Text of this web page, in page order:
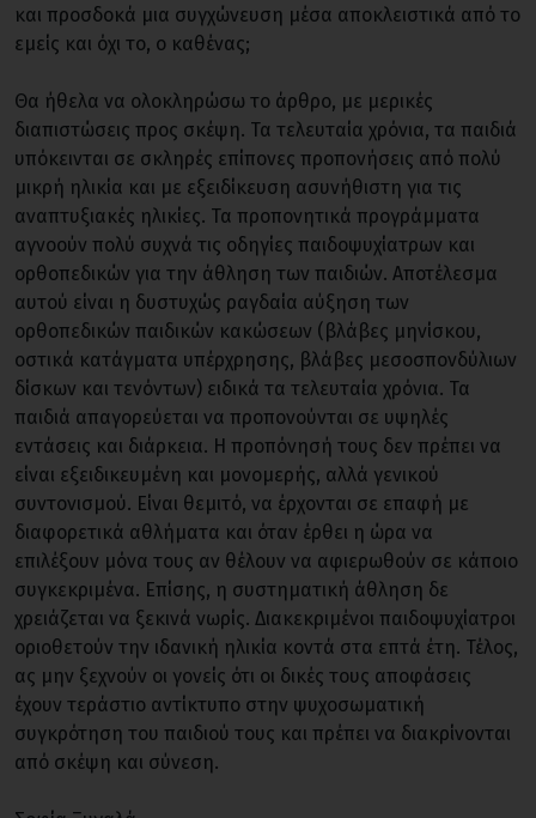
και προσδοκά μια συγχώνευση μέσα απoκλειστικά από το
εμείς και όχι το, ο καθένας;
Θα ήθελα να ολοκληρώσω το άρθρο, με μερικές
διαπιστώσεις προς σκέψη. Τα τελευταία χρόνια, τα παιδιά
υπόκεινται σε σκληρές επίπονες προπονήσεις από πολύ
μικρή ηλικία και με εξειδίκευση ασυνήθιστη για τις
αναπτυξιακές ηλικίες. Τα προπονητικά προγράμματα
αγνοούν πολύ συχνά τις οδηγίες παιδοψυχίατρων και
ορθοπεδικών για την άθληση των παιδιών. Αποτέλεσμα
αυτού είναι η δυστυχώς ραγδαία αύξηση των
ορθοπεδικών παιδικών κακώσεων (βλάβες μηνίσκου,
οστικά κατάγματα υπέρχρησης, βλάβες μεσοσπονδύλιων
δίσκων και τενόντων) ειδικά τα τελευταία χρόνια. Τα
παιδιά απαγορεύεται να προπονούνται σε υψηλές
εντάσεις και διάρκεια. Η προπόνησή τους δεν πρέπει να
είναι εξειδικευμένη και μονομερής, αλλά γενικού
συντονισμού. Είναι θεμιτό, να έρχονται σε επαφή με
διαφορετικά αθλήματα και όταν έρθει η ώρα να
επιλέξουν μόνα τους αν θέλουν να αφιερωθούν σε κάποιο
συγκεκριμένα. Επίσης, η συστηματική άθληση δε
χρειάζεται να ξεκινά νωρίς. Διακεκριμένοι παιδοψυχίατροι
οριοθετούν την ιδανική ηλικία κοντά στα επτά έτη. Τέλος,
ας μην ξεχνούν οι γονείς ότι οι δικές τους αποφάσεις
έχουν τεράστιο αντίκτυπο στην ψυχοσωματική
συγκρότηση του παιδιού τους και πρέπει να διακρίνονται
από σκέψη και σύνεση.